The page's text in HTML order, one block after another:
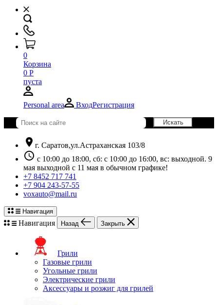
0
Корзина
0 Р
пуста
Personal area ВходРегистрация
location_on г. Саратов,ул.Астраханская 103/8
schedule с 10:00 до 18:00, сб: с 10:00 до 16:00, вс: выходной. 9
мая выходной с 11 мая в обычном графике!
+7 8452 717 741
+7 904 243-57-55
voxauto@mail.ru
Навигация
Навигация Назад Закрыть
Грили
Газовые грили
Угольные грили
Электрические грили
Аксессуары и розжиг для грилей